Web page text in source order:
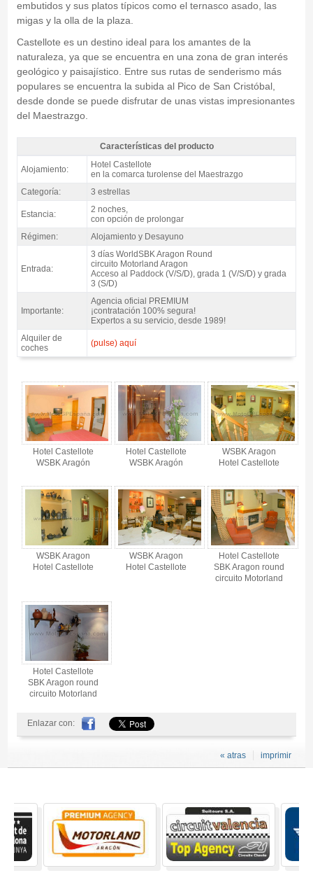
embutidos y sus platos típicos como el ternasco asado, las
migas y la olla de la plaza.
Castellote es un destino ideal para los amantes de la
naturaleza, ya que se encuentra en una zona de gran interés
geológico y paisajístico. Entre sus rutas de senderismo más
populares se encuentra la subida al Pico de San Cristóbal,
desde donde se puede disfrutar de unas vistas impresionantes
del Maestrazgo.
Pack WSBK Aragon, Hotel Castellote 3* / 2 noches A.D. - Características del
producto
Características del producto
Alojamiento:
Hotel Castellote
en la comarca turolense del Maestrazgo
Categoría:
3 estrellas
Estancia:
2 noches,
con opción de prolongar
Régimen:
Alojamiento y Desayuno
Entrada:
3 días WorldSBK Aragon Round
circuito Motorland Aragon
Acceso al Paddock (V/S/D), grada 1 (V/S/D) y grada
3 (S/D)
Importante:
Agencia oficial PREMIUM
¡contratación 100% segura!
Expertos a su servicio, desde 1989!
Alquiler de
coches
(pulse) aquí
Hotel Castellote
WSBK Aragón
Hotel Castellote
WSBK Aragón
WSBK Aragon
Hotel Castellote
WSBK Aragon
Hotel Castellote
WSBK Aragon
Hotel Castellote
Hotel Castellote
SBK Aragon round
circuito Motorland
Hotel Castellote
SBK Aragon round
circuito Motorland
Enlazar con:
imprimir
« atras